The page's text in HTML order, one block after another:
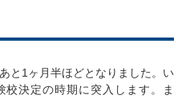
と1ヶ月半ほどとなりました。い
校決定の時期に突入します。ま